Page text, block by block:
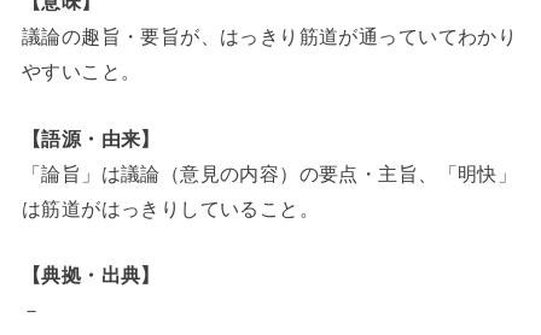
議論の趣旨・要旨が、はっきり筋道が通っていてわかり
やすいこと。
【語源・由来】
「論旨」は議論（意見の内容）の要点・主旨、「明快」
は筋道がはっきりしていること。
【典拠・出典】
－